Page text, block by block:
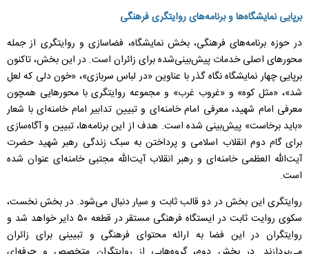
برپایی نمایشگاه‌ها و برنامه‌های روایتگری فرهنگی
‌در حوزه برنامه‌های فرهنگی، بخش نمایشگاه، فضاسازی و روایتگری از جمله
محور‌های اصلی خدمات پیش‌بینی‌شده برای زائران است. در این بخش، تاکنون
برپایی چهار نمایشگاه نگاه گذر با عناوین «در لباس سربازی»، «خون دلی که لعل
شد»، «مثل کوه» و «غروب غرب» و مجموعه روایتگری با محور‌هایی همچون
معرفی امام شهید، معرفی امام خامنه‌ای و تبیین تدابیر امام خامنه‌ای با شعار
«باید برخاست» پیش‌بینی شده است. هدف از این برنامه‌ها، تبیین و آگاه‌سازی
برای گام دوم انقلاب اسلامی و پرداختن به سبک زندگی رهبر شهید حضرت
آیت‌الله العظمی خامنه‌ای و رهبر انقلاب آیت‌الله مجتبی خامنه‌ای عنوان شده
است.
‌روایتگری این بخش در دو قالب ثابت و سیار دنبال می‌شود. در بخش نخست،
سکوی روایت ثابت در ایستگاه فرهنگی مستقر در قطعه ۵۰ دایر خواهد شد و
روایتگران در این فضا به ارائه محتوای فرهنگی و تبیینی برای زائران